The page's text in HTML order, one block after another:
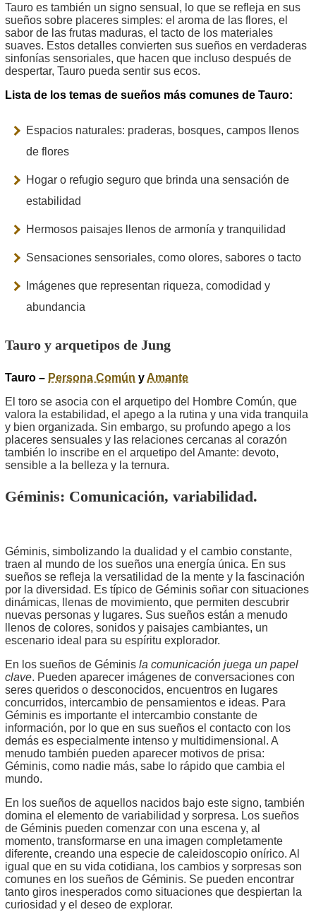
Tauro es también un signo sensual, lo que se refleja en sus
sueños sobre placeres simples: el aroma de las flores, el
sabor de las frutas maduras, el tacto de los materiales
suaves. Estos detalles convierten sus sueños en verdaderas
sinfonías sensoriales, que hacen que incluso después de
despertar, Tauro pueda sentir sus ecos.
Lista de los temas de sueños más comunes de Tauro:
Espacios naturales: praderas, bosques, campos llenos
de flores
Hogar o refugio seguro que brinda una sensación de
estabilidad
Hermosos paisajes llenos de armonía y tranquilidad
Sensaciones sensoriales, como olores, sabores o tacto
Imágenes que representan riqueza, comodidad y
abundancia
Tauro y arquetipos de Jung
Tauro – Persona Común yAmante
El toro se asocia con el arquetipo del Hombre Común, que
valora la estabilidad, el apego a la rutina y una vida tranquila
y bien organizada. Sin embargo, su profundo apego a los
placeres sensuales y las relaciones cercanas al corazón
también lo inscribe en el arquetipo del Amante: devoto,
sensible a la belleza y la ternura.
Géminis: Comunicación, variabilidad.
Géminis, simbolizando la dualidad y el cambio constante,
traen al mundo de los sueños una energía única. En sus
sueños se refleja la versatilidad de la mente y la fascinación
por la diversidad. Es típico de Géminis soñar con situaciones
dinámicas, llenas de movimiento, que permiten descubrir
nuevas personas y lugares. Sus sueños están a menudo
llenos de colores, sonidos y paisajes cambiantes, un
escenario ideal para su espíritu explorador.
En los sueños de Géminis la comunicación juega un papel
clave. Pueden aparecer imágenes de conversaciones con
seres queridos o desconocidos, encuentros en lugares
concurridos, intercambio de pensamientos e ideas. Para
Géminis es importante el intercambio constante de
información, por lo que en sus sueños el contacto con los
demás es especialmente intenso y multidimensional. A
menudo también pueden aparecer motivos de prisa:
Géminis, como nadie más, sabe lo rápido que cambia el
mundo.
En los sueños de aquellos nacidos bajo este signo, también
domina el elemento de variabilidad y sorpresa. Los sueños
de Géminis pueden comenzar con una escena y, al
momento, transformarse en una imagen completamente
diferente, creando una especie de caleidoscopio onírico. Al
igual que en su vida cotidiana, los cambios y sorpresas son
comunes en los sueños de Géminis. Se pueden encontrar
tanto giros inesperados como situaciones que despiertan la
curiosidad y el deseo de explorar.